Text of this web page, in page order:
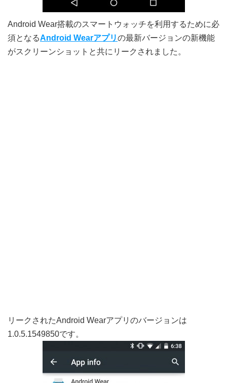
Android Wear搭載のスマートウォッチを利用するために必
須となるAndroid Wearアプリの最新バージョンの新機能
がスクリーンショットと共にリークされました。
リークされたAndroid Wearアプリのバージョンは
1.0.5.1549850です。